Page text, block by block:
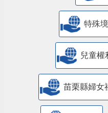
特殊
兒童權
苗栗縣婦女